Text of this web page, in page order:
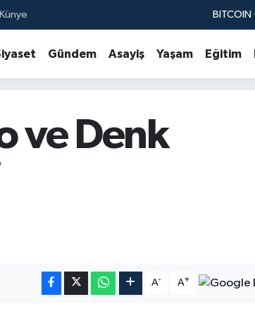
BITCOIN
Gündem Asayiş Yaşam Eğitim
ve Denk
A- A+